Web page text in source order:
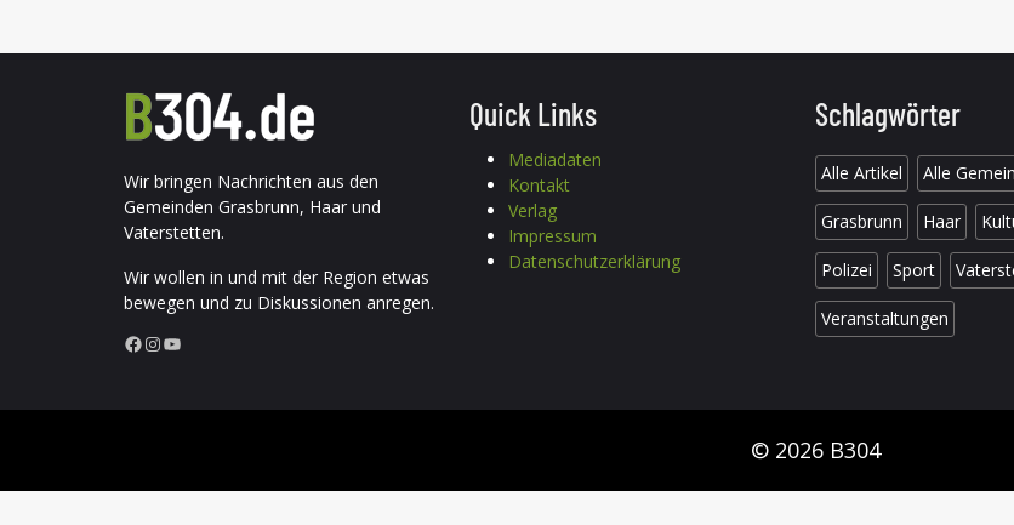
Wir bringen Nachrichten aus den
Gemeinden Grasbrunn, Haar und
Vaterstetten.
Wir wollen in und mit der Region etwas
bewegen und zu Diskussionen anregen.
Facebook InstagramYouTube
Quick Links
Mediadaten
Kontakt
Verlag
Impressum
Datenschutzerklärung
Schlagwörter
Alle Artikel Alle
Grasbrunn Haar
Polizei Sport
Veranstaltungen
© 2026 B304